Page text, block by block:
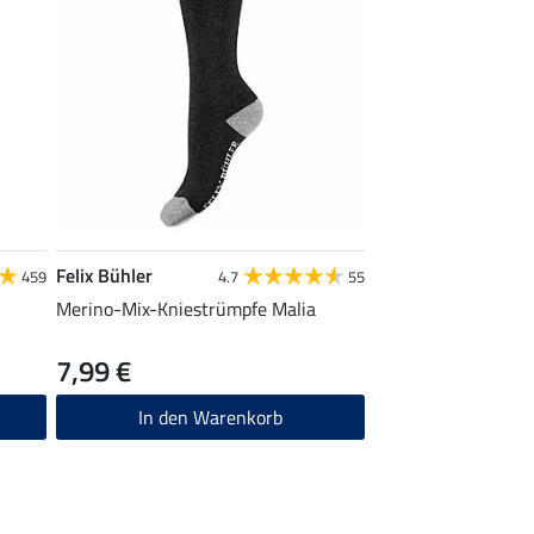
459 Felix Bühler 4.7 55
Merino-Mix-Kniestrümpfe Malia
7,99 €
In den Warenkorb